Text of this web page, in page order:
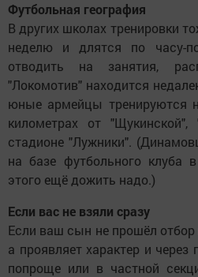
Футбольная география
В других школах тренировки
неделю и длятся по часу-
отводить на занятия,
"Локомотив" находится
юные армейцы тренируются
километрах от
стадионе "Лужники".
на базе футбольного клуба
этого ещё дожить надо.)
Если вас не взяли сразу
Если ваш сын не прошёл отбор
а проявляет характер и через
попроще или в частной